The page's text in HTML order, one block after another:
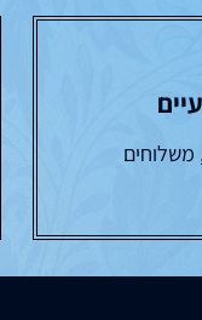
משלוחים